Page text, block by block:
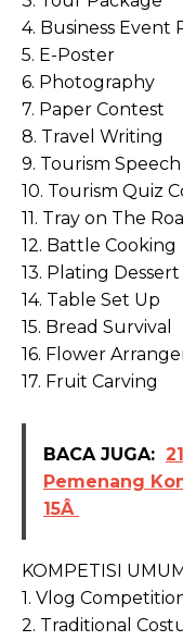
4. Business Event
5. E-Poster
6. Photography
7. Paper Contest
8. Travel Writing
9. Tourism
10. Tourism Quiz
11. Tray on The
12. Battle Cooking
13. Plating Dessert
14. Table Set Up
15. Bread Survival
16. Flower
17. Fruit Carving
BACA JUGA:
Pemenang
15Â
KOMPETISI
1. Vlog
2. Traditional